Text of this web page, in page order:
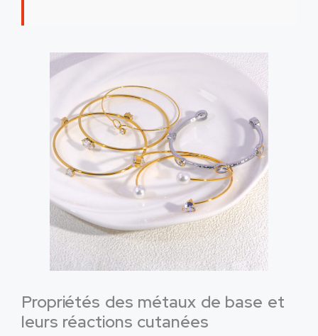
Propriétés des métaux de base et
leurs réactions cutanées